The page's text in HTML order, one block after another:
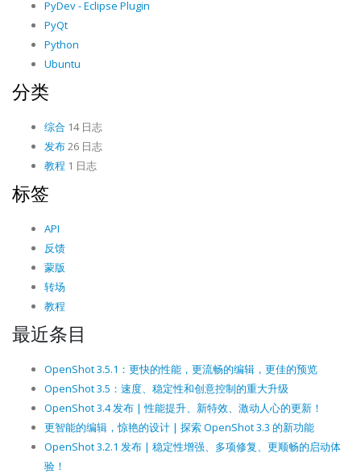
PyDev - Eclipse Plugin
PyQt
Python
Ubuntu
分类
综合 14 日志
发布26 日志
教程 1 日志
标签
API
反馈
蒙版
转场
教程
最近条目
OpenShot 3.5.1：更快的性能，更流畅的编辑，更佳的预览
OpenShot 3.5：速度、稳定性和创意控制的重大升级
OpenShot 3.4 发布 | 性能提升、新特效、激动人心的更新！
更智能的编辑，惊艳的设计 | 探索 OpenShot 3.3 的新功能
OpenShot 3.2.1 发布 | 稳定性增强、多项修复、更顺畅的启动体
验！